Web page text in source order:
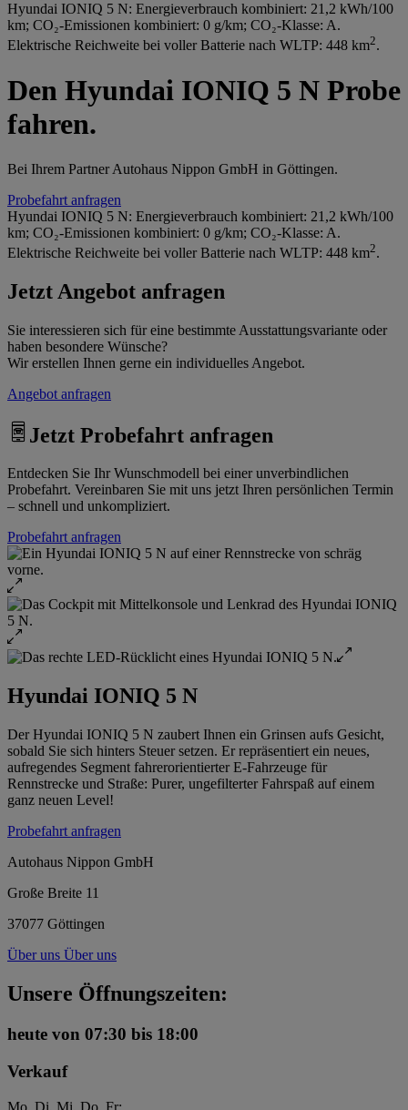
Hyundai IONIQ 5 N: Energieverbrauch kombiniert: 21,2 kWh/100
km; CO₂-Emissionen kombiniert: 0 g/km; CO₂-Klasse: A.
Elektrische Reichweite bei voller Batterie nach WLTP: 448 km2.
Den Hyundai IONIQ 5 N Probe
fahren.
Bei Ihrem Partner Autohaus Nippon GmbH in Göttingen.
Probefahrt anfragen
Hyundai IONIQ 5 N: Energieverbrauch kombiniert: 21,2 kWh/100
km; CO₂-Emissionen kombiniert: 0 g/km; CO₂-Klasse: A.
Elektrische Reichweite bei voller Batterie nach WLTP: 448 km2.
Jetzt Angebot anfragen
Sie interessieren sich für eine bestimmte Ausstattungsvariante oder
haben besondere Wünsche?
Wir erstellen Ihnen gerne ein individuelles Angebot.
Angebot anfragen
Jetzt Probefahrt anfragen
Entdecken Sie Ihr Wunschmodell bei einer unverbindlichen
Probefahrt. Vereinbaren Sie mit uns jetzt Ihren persönlichen Termin
– schnell und unkompliziert.
Probefahrt anfragen
Hyundai IONIQ 5 N
Der Hyundai IONIQ 5 N zaubert Ihnen ein Grinsen aufs Gesicht,
sobald Sie sich hinters Steuer setzen. Er repräsentiert ein neues,
aufregendes Segment fahrerorientierter E-Fahrzeuge für
Rennstrecke und Straße: Purer, ungefilterter Fahrspaß auf einem
ganz neuen Level!
Probefahrt anfragen
Autohaus Nippon GmbH
Große Breite 11
37077 Göttingen
Über uns Über uns
Unsere Öffnungszeiten:
heute von 07:30 bis 18:00
Verkauf
Mo, Di, Mi, Do, Fr: